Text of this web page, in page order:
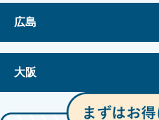
広島
大阪